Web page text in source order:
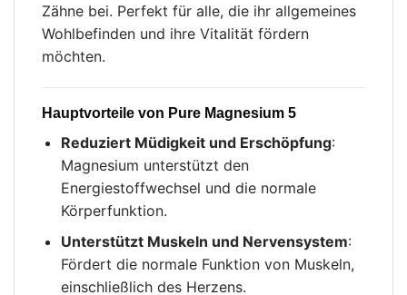
Zähne bei. Perfekt für alle, die ihr allgemeines
Wohlbefinden und ihre Vitalität fördern
möchten.
Hauptvorteile von Pure Magnesium 5
Reduziert Müdigkeit und Erschöpfung:
Magnesium unterstützt den
Energiestoffwechsel und die normale
Körperfunktion.
Unterstützt Muskeln und Nervensystem:
Fördert die normale Funktion von Muskeln,
einschließlich des Herzens.